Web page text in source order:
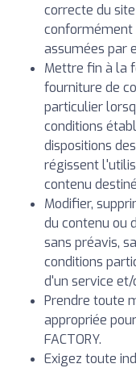
correcte du
conformément
assumées par
Mettre fin à la
fourniture de
particulier
conditions
dispositions
régissent
contenu
Modifier,
du contenu ou
sans préavis,
conditions
d'un service
Prendre toute
appropriée
FACTORY.
Exigez toute